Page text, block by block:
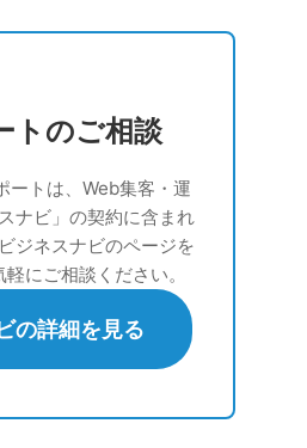
トのご相談
ートは、Web集客・運
ナビ」の契約に含まれ
ジネスナビのページを
にご相談ください。
の詳細を見る